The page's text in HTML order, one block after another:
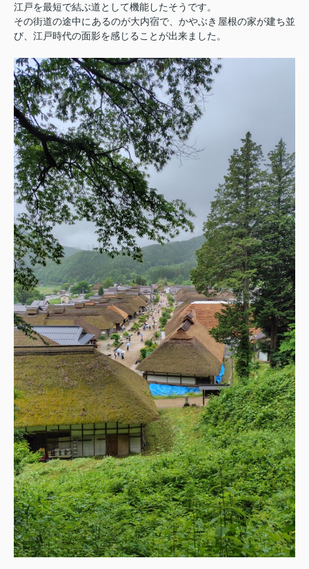
江戸を最短で結ぶ道として機能したそうです。
その街道の途中にあるのが大内宿で、かやぶき屋根の家が建ち並
び、江戸時代の面影を感じることが出来ました。